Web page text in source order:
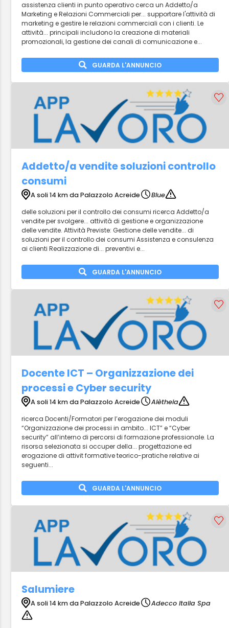
assistenza clienti in punto operativo cerca un Addetto/a
Marketing e Relazioni Commerciali per... supportare l'attività di
marketing e gestire le relazioni commerciali con i clienti. Le
attività... principali includono la creazione di materiali
promozionali, la gestione dei canali di comunicazione e...
GUARDA L'ANNUNCIO
Addetto/a vendite soluzioni controllo
consumi
A soli 14 km da Palazzolo Acreide
Blue
delle soluzioni per il controllo dei consumi ricerca Addetto/a
vendite per svolgere... attività di gestione e organizzazione
delle vendite. Attività Previste: Gestione delle vendite... di
soluzioni per il controllo dei consumi Assistenza e consulenza
ai clienti Realizzazione di... preventivi e...
GUARDA L'ANNUNCIO
Docente ICT – Organizzazione dei
processi e Cyber security
A soli 14 km da Palazzolo Acreide
Alètheia
ricerca Docenti/Formatori per l’erogazione dei moduli
“Organizzazione dei processi in ambito... ICT” e “Cyber
security” all’interno di percorsi di formazione professionale. La
risorsa selezionata si occuper della... progettazione ed
erogazione di attivit formative teorico-pratiche relative ai
seguenti...
GUARDA L'ANNUNCIO
Salumiere
A soli 14 km da Palazzolo Acreide Adecco Italia Spa